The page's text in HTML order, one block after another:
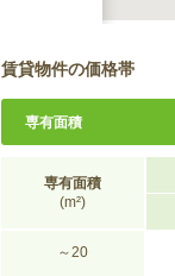
賃貸物件の価格帯
専有面積
専有面積
(m²)
～20